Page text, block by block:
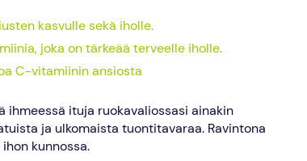
kasvulle sekä iholle.
joka on tärkeää terveelle iholle.
C-vitamiinin ansiosta
ihmeessä ituja ruokavaliossasi ainakin
ja ulkomaista tuontitavaraa. Ravintona
kunnossa.